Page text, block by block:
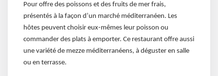
Pour offre des poissons et des fruits de mer frais,
présentés à la façon d’un marché méditerranéen. Les
hôtes peuvent choisir eux-mêmes leur poisson ou
commander des plats à emporter. Ce restaurant offre aussi
une variété de mezze méditerranéens, à déguster en salle
ou en terrasse.